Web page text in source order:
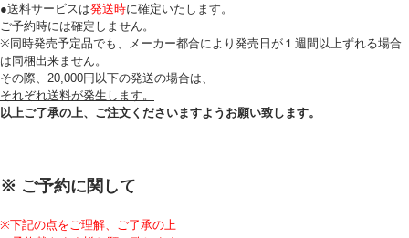
●送料サービスは発送時に確定いたします。
ご予約時には確定しません。
※同時発売予定品でも、メーカー都合により発売日が１週間以上ずれる場合
は同梱出来ません。
その際、20,000円以下の発送の場合は、
それぞれ送料が発生します。
以上ご了承の上、ご注文くださいますようお願い致します。
※ ご予約に関して
※下記の点をご理解、ご了承の上